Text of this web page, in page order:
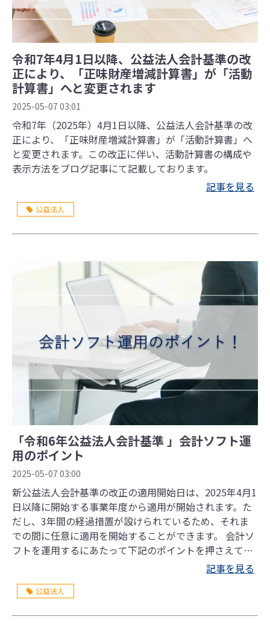
令和7年4月1日以降、公益法人会計基準の改
正により、「正味財産増減計算書」が「活動
計算書」へと変更されます
2025-05-07 03:01
令和7年（2025年）4月1日以降、公益法人会計基準の改
正により、「正味財産増減計算書」が「活動計算書」へ
と変更されます。この改正に伴い、活動計算書の構成や
表示方法をブログ記事にて記載しております。
記事を見る
公益法人
「令和6年公益法人会計基準 」会計ソフト運
用のポイント
2025-05-07 03:00
新公益法人会計基準の改正の適用開始日は、2025年4月1
日以降に開始する事業年度から適用が開始されます。た
だし、3年間の経過措置が設けられているため、それま
での間に任意に適用を開始することができます。 会計ソ
フトを運用するにあたって下記のポイントを押さえてお
記事を見る
公益法人